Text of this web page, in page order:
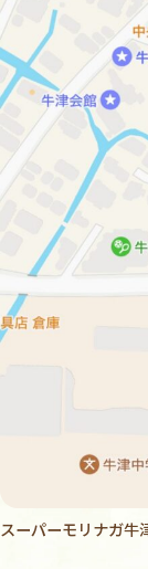
スーパーモリナガ牛